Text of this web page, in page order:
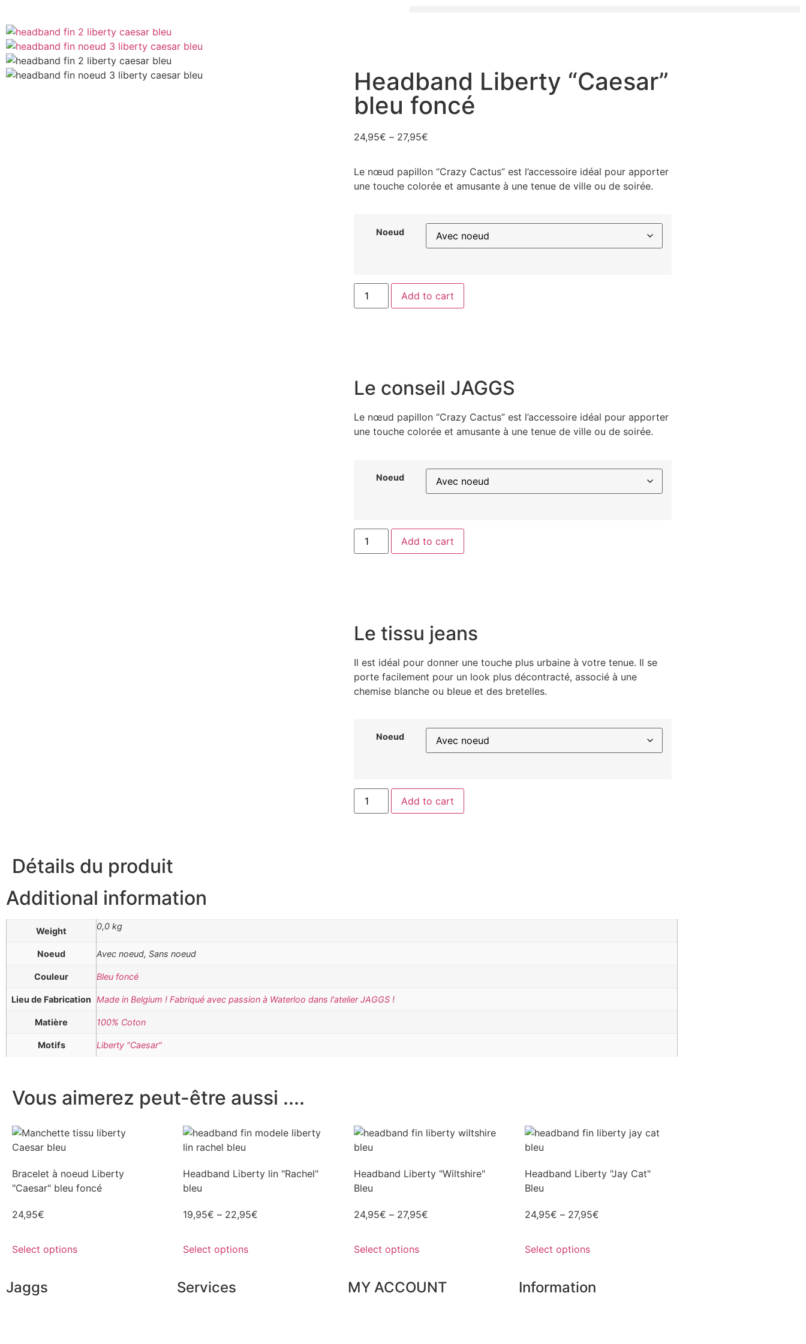
Headband Liberty “Caesar”
bleu foncé
24,95€ – 27,95€
Le nœud papillon “Crazy Cactus” est l’accessoire idéal pour apporter
une touche colorée et amusante à une tenue de ville ou de soirée.
Noeud
Add to cart
Le conseil JAGGS
Le nœud papillon “Crazy Cactus” est l’accessoire idéal pour apporter
une touche colorée et amusante à une tenue de ville ou de soirée.
Noeud
Add to cart
Le tissu jeans
Il est idéal pour donner une touche plus urbaine à votre tenue. Il se
porte facilement pour un look plus décontracté, associé à une
chemise blanche ou bleue et des bretelles.
Noeud
Add to cart
Détails du produit
Additional information
Weight 0,0 kg
Noeud Avec noeud, Sans noeud
Couleur Bleu foncé
Lieu de Fabrication Made in Belgium ! Fabriqué avec passion à Waterloo dans l'atelier JAGGS !
Matière 100% Coton
Motifs Liberty "Caesar"
Vous aimerez peut-être aussi ....
Bracelet à noeud Liberty
"Caesar" bleu foncé
24,95€
Select options
Headband Liberty lin "Rachel"
bleu
19,95€ – 22,95€
Select options
Headband Liberty "Wiltshire"
Bleu
24,95€ – 27,95€
Select options
Headband Liberty "Jay Cat"
Bleu
24,95€ – 27,95€
Select options
Jaggs Services MY ACCOUNT Information